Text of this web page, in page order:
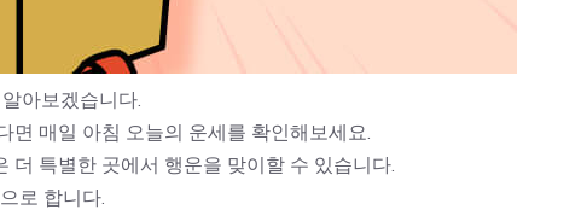
아보겠습니다.
면 매일 아침 오늘의 운세를 확인해보세요.
특별한 곳에서 행운을 맞이할 수 있습니다.
로 합니다.